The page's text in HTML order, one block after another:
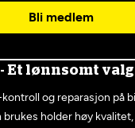
Bli medlem
Et lønnsomt valg
og reparasjon på
brukes holder høy